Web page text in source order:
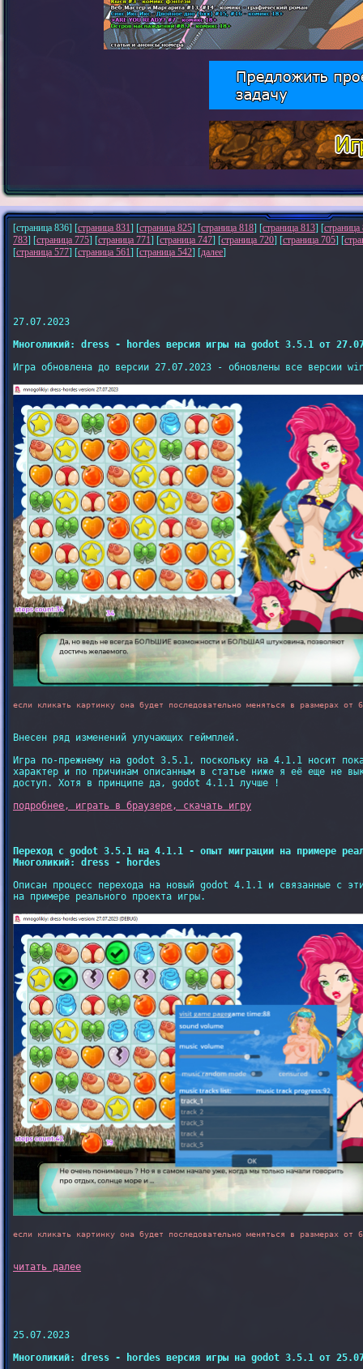
[страница 836] [страница 831] [страница 825] [страница 818] [страница 813] [страница
783] [страница 775] [страница 771] [страница 747] [страница 720] [страница 705] [
[страница 577] [страница 561] [страница 542] [далее]
27.07.2023
Многоликий: dress - hordes версия игры на godot 3.5.1 от
Игра обновлена до версии 27.07.2023 - обновлены все версии
если кликать картинку она будет последовательно меняться в размерах от
Внесен ряд изменений улучающих геймплей.
Игра по-прежнему на godot 3.5.1, поскольку на 4.1.1 носит пока
характер и по причинам описанным в статье ниже я её еще не
доступ. Хотя в принципе да, godot 4.1.1 лучше !
подробнее, играть в браузере, скачать игру
Переход с godot 3.5.1 на 4.1.1 - опыт миграции на примере
Многоликий: dress - hordes
Описан процесс перехода на новый godot 4.1.1 и связанные с
на примере реального проекта игры.
если кликать картинку она будет последовательно меняться в размерах от
читать далее
25.07.2023
Многоликий: dress - hordes версия игры на godot 3.5.1 от